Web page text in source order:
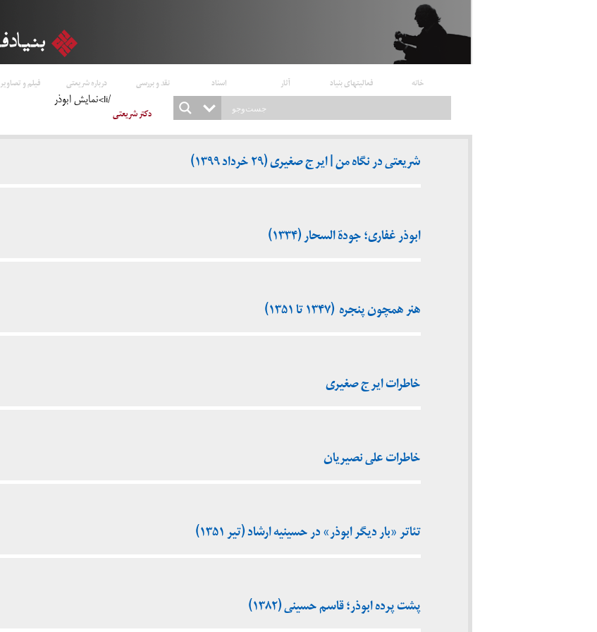
خانه فعالیتهای بنیاد آثار اسناد نقد و بررسی درباره شریعتی فیلم و تصاویر
دکتر شریعتی
/li>نمایش ابوذر
شریعتی در نگاه من | ایرج صغیری (۲۹ خرداد ۱۳۹۹)
ابوذر غفاری؛ جودة السحار (۱۳۳۴)
هنر همچون پنجره (۱۳۴۷ تا ۱۳۵۱)
خاطرات ایرج صغیری
خاطرات علی نصیریان
تئاتر «بار دیگر ابوذر» در حسینیه ارشاد (تیر ۱۳۵۱)
پشت پرده ابوذر؛ قاسم حسینی (۱۳۸۲)